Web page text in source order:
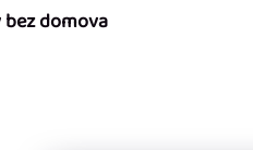
domova